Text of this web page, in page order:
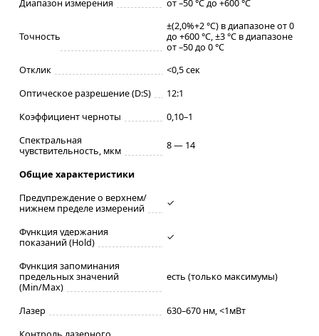
Диапазон измерения от –50 °C до +600 °C
Точность
±(2,0%+2 °C) в диапазоне от 0
до +600 °C, ±3 °C в диапазоне
от –50 до 0 °C
Отклик
<0,5 сек
Оптическое разрешение (D:S)
12:1
Коэффициент черноты
0,10–1
Спектральная
чувствительность, мкм
8 — 14
Общие характеристики
Предупреждение о верхнем/
нижнем пределе измерений
✓
Функция удержания
показаний (Hold)
✓
Функция запоминания
предельных значений
(Min/Max)
есть (только максимумы)
Лазер
630–670 нм, <1мВт